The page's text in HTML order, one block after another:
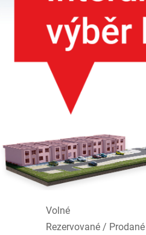
Volné
Rezervované / Prodané